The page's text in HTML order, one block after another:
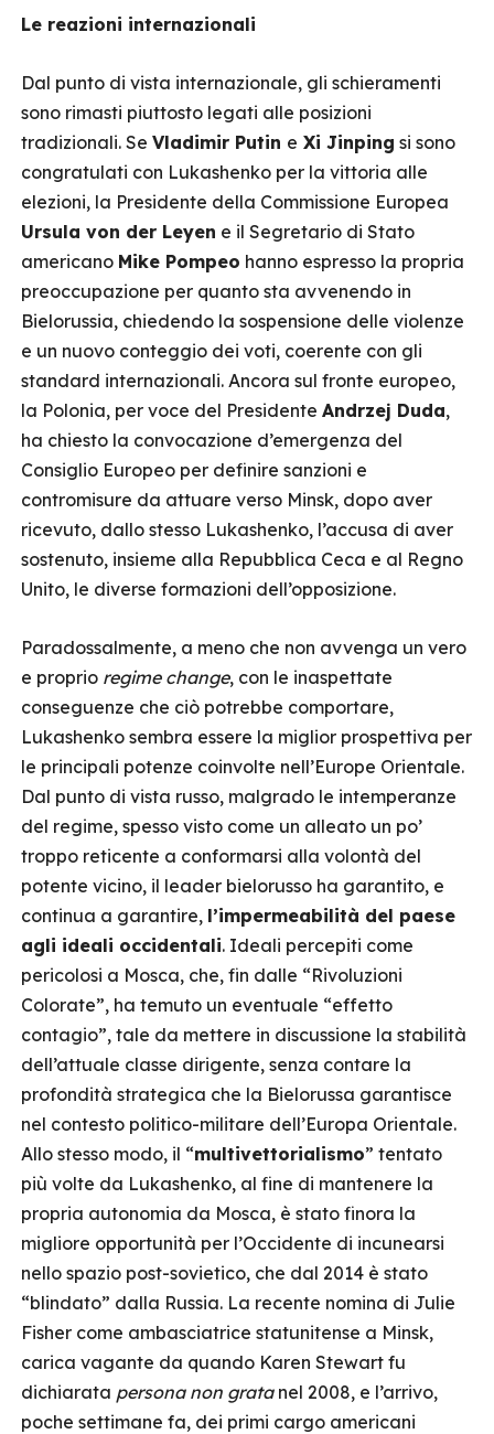
Le reazioni internazionali
Dal punto di vista internazionale, gli schieramenti
sono rimasti piuttosto legati alle posizioni
tradizionali. Se Vladimir Putin e Xi Jinping si sono
congratulati con Lukashenko per la vittoria alle
elezioni, la Presidente della Commissione Europea
Ursula von der Leyen e il Segretario di Stato
americano Mike Pompeo hanno espresso la propria
preoccupazione per quanto sta avvenendo in
Bielorussia, chiedendo la sospensione delle violenze
e un nuovo conteggio dei voti, coerente con gli
standard internazionali. Ancora sul fronte europeo,
la Polonia, per voce del Presidente Andrzej Duda,
ha chiesto la convocazione d’emergenza del
Consiglio Europeo per definire sanzioni e
contromisure da attuare verso Minsk, dopo aver
ricevuto, dallo stesso Lukashenko, l’accusa di aver
sostenuto, insieme alla Repubblica Ceca e al Regno
Unito, le diverse formazioni dell’opposizione.
Paradossalmente, a meno che non avvenga un vero
e proprio regime change, con le inaspettate
conseguenze che ciò potrebbe comportare,
Lukashenko sembra essere la miglior prospettiva per
le principali potenze coinvolte nell’Europe Orientale.
Dal punto di vista russo, malgrado le intemperanze
del regime, spesso visto come un alleato un po’
troppo reticente a conformarsi alla volontà del
potente vicino, il leader bielorusso ha garantito, e
continua a garantire, l’impermeabilità del paese
agli ideali occidentali. Ideali percepiti come
pericolosi a Mosca, che, fin dalle “Rivoluzioni
Colorate”, ha temuto un eventuale “effetto
contagio”, tale da mettere in discussione la stabilità
dell’attuale classe dirigente, senza contare la
profondità strategica che la Bielorussa garantisce
nel contesto politico-militare dell’Europa Orientale.
Allo stesso modo, il “multivettorialismo” tentato
più volte da Lukashenko, al fine di mantenere la
propria autonomia da Mosca, è stato finora la
migliore opportunità per l’Occidente di incunearsi
nello spazio post-sovietico, che dal 2014 è stato
“blindato” dalla Russia. La recente nomina di Julie
Fisher come ambasciatrice statunitense a Minsk,
carica vagante da quando Karen Stewart fu
dichiarata persona non gratanel 2008, e l’arrivo,
poche settimane fa, dei primi cargo americani